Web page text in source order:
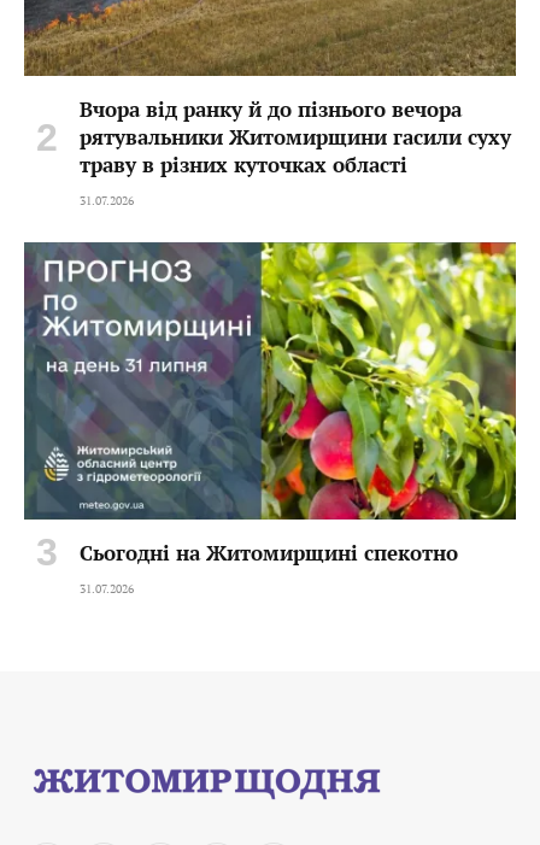
Вчора від ранку й до пізнього вечора
рятувальники Житомирщини гасили суху
траву в різних куточках області
31.07.2026
Сьогодні на Житомирщині спекотно
31.07.2026